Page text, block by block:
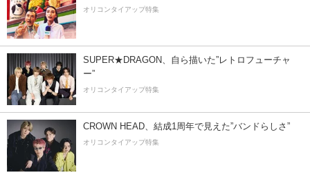
オリコンタイアップ特集
SUPER★DRAGON、自ら描いた”レトロフューチャ
ー”
オリコンタイアップ特集
CROWN HEAD、結成1周年で見えた”バンドらしさ”
オリコンタイアップ特集